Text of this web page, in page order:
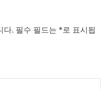
다. 필수 필드는 * 로 표시됩